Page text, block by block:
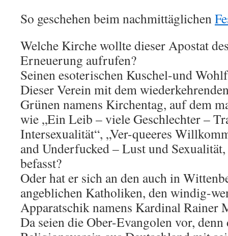
So geschehen beim nachmittäglichen
Welche Kirche wollte dieser Apostat
Erneuerung aufrufen?
Seinen esoterischen Kuschel-und
Dieser Verein mit dem
Grünen namens Kirchentag, auf dem
wie „Ein Leib – viele Geschlechter –
Intersexualität“, „Ver-queeres
and Underfucked – Lust und
befasst?
Oder hat er sich an den auch in
angeblichen Katholiken, den windig-
Apparatschik namens Kardinal Rainer
Da seien die Ober-Evangolen vor,